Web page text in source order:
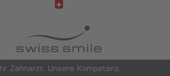
Ihr Zahnarzt. Unsere Kompetenz.